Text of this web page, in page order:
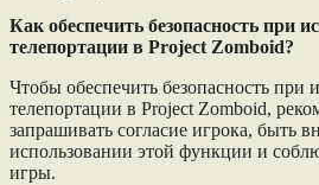
Как обеспечить безопасность при
телепортации в Project Zomboid?
Чтобы обеспечить безопасность при
телепортации в Project Zomboid,
запрашивать согласие игрока, быть
использовании этой функции и
игры.